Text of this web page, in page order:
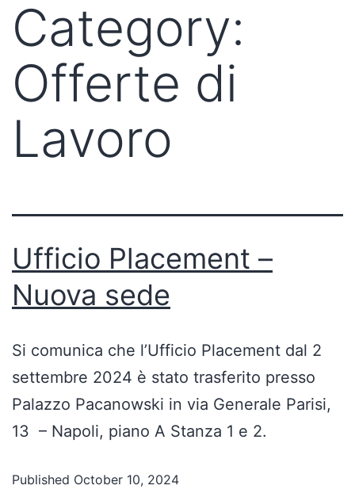
Category:
Offerte di
Lavoro
Ufficio Placement –
Nuova sede
Si comunica che l’Ufficio Placement dal 2
settembre 2024 è stato trasferito presso
Palazzo Pacanowski in via Generale Parisi,
13 – Napoli, piano A Stanza 1 e 2.
Published October 10, 2024